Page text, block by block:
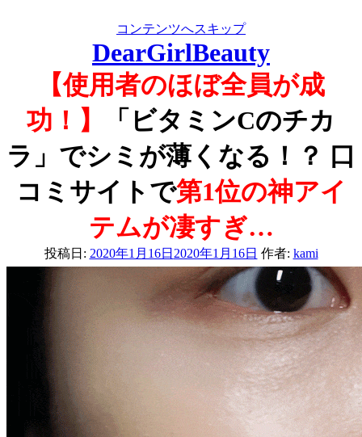
コンテンツへスキップ
DearGirlBeauty
【使用者のほぼ全員が成
功！】
「ビタミンCのチカ
ラ」でシミが薄くなる！？ 口
コミサイトで第1位の神アイ
テムが凄すぎ…
投稿日: 2020年1月16日 2020年1月16日 作者: kami